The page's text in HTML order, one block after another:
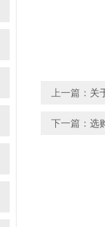
上一篇： 关
下一篇： 选